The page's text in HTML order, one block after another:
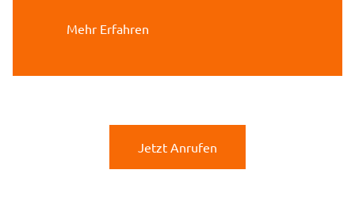
Mehr Erfahren
Jetzt Anrufen